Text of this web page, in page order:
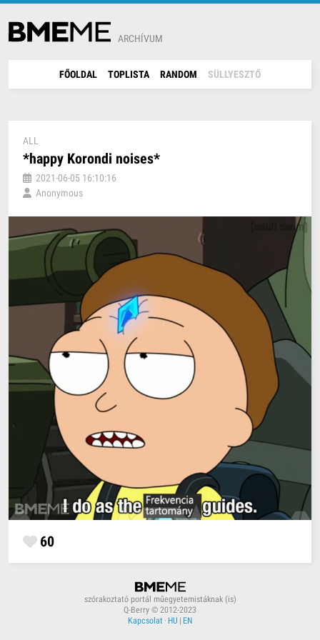
ARCHÍVUM
FŐOLDAL TOPLISTA RANDOM SÜLLYESZTŐ
ALL
*happy Korondi noises*
2021-06-05 16:10:16
Anonymous
60
szórakoztató portál műegyetemistáknak (is)
Q-Berry © 2012-2023
Kapcsolat · HU | EN